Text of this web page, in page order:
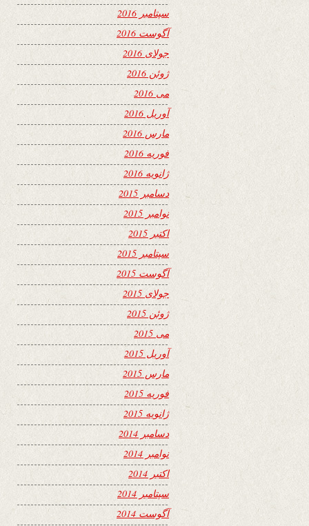
سپتامبر 2016
آگوست 2016
جولای 2016
ژوئن 2016
می 2016
آوریل 2016
مارس 2016
فوریه 2016
ژانویه 2016
دسامبر 2015
نوامبر 2015
اکتبر 2015
سپتامبر 2015
آگوست 2015
جولای 2015
ژوئن 2015
می 2015
آوریل 2015
مارس 2015
فوریه 2015
ژانویه 2015
دسامبر 2014
نوامبر 2014
اکتبر 2014
سپتامبر 2014
آگوست 2014